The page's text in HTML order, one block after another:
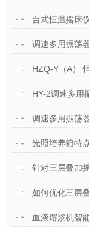
台式恒温摇床
调速多用振荡
HZQ-Y（A）
HY-2调速多用
调速多用振荡
光照培养箱特
针对三层叠加
如何优化三层
血液熔浆机智